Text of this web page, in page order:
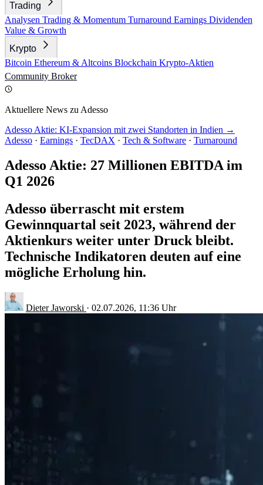
Trading
Analysen Trading & Momentum Turnaround Earnings Dividenden
Value & Growth
Krypto
Bitcoin Ethereum & Altcoins Blockchain Krypto-Aktien
Community Broker
Aktuellere News zu Adesso
Adesso Aktie: KI-Expansion mit zwei Standorten in Indien →
Adesso · Earnings · TecDAX · Tech & Software · Turnaround
Adesso Aktie: 27 Millionen EBITDA im
Q1 2026
Adesso überrascht mit erstem
Gewinnquartal seit 2023, während der
Aktienkurs weiter unter Druck bleibt.
Technische Indikatoren deuten auf eine
mögliche Erholung hin.
Dieter Jaworski · 02.07.2026, 11:36 Uhr